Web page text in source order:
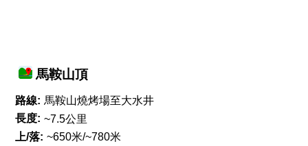
馬鞍山頂
路線: 馬鞍山燒烤場至大水井
長度: ~7.5公里
上/落: ~650米/~780米